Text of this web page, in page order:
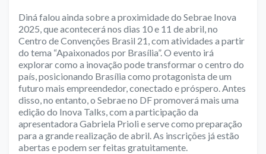
Diná falou ainda sobre a proximidade do Sebrae Inova
2025, que acontecerá nos dias 10 e 11 de abril, no
Centro de Convenções Brasil 21, com atividades a partir
do tema “Apaixonados por Brasília”. O evento irá
explorar como a inovação pode transformar o centro do
país, posicionando Brasília como protagonista de um
futuro mais empreendedor, conectado e próspero. Antes
disso, no entanto, o Sebrae no DF promoverá mais uma
edição do Inova Talks, com a participação da
apresentadora Gabriela Prioli e serve como preparação
para a grande realização de abril. As inscrições já estão
abertas e podem ser feitas gratuitamente.